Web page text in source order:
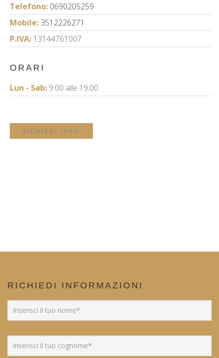
Telefono: 0690205259
Mobile: 3512226271
P.IVA: 13144761007
ORARI
Lun - Sab: 9.00 alle 19.00
RICHIEDI INFO
RICHIEDI INFORMAZIONI